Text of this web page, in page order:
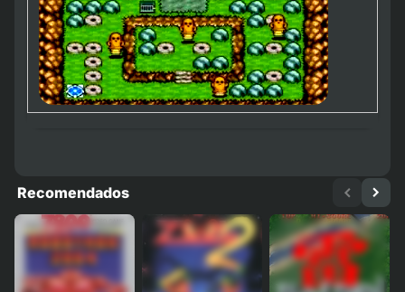
Recomendados